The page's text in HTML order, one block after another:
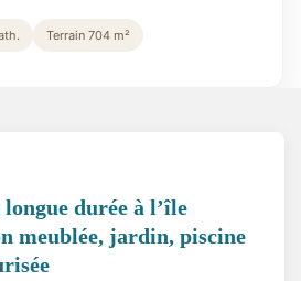
Terrain 704 m²
durée à l’île
meublée, jardin, piscine